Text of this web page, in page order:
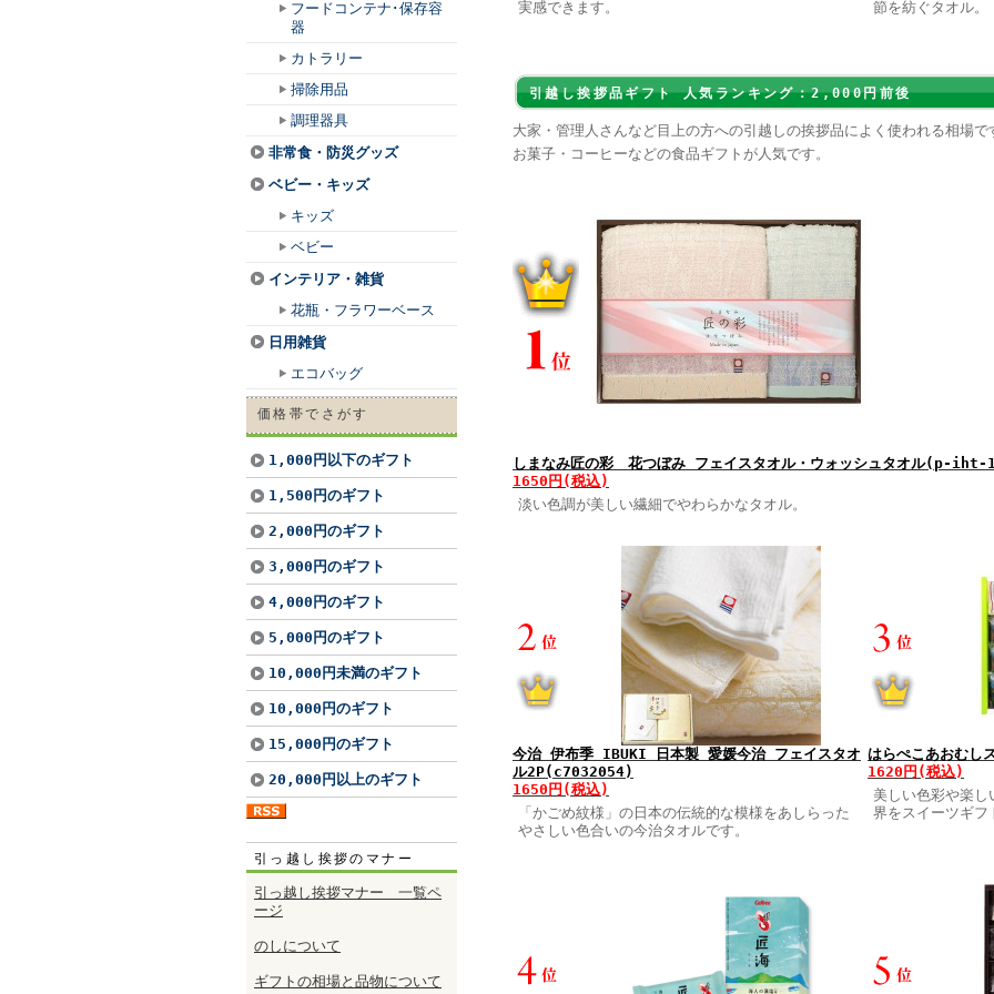
フードコンテナ･保存容
器
カトラリー
掃除用品
調理器具
非常食・防災グッズ
ベビー・キッズ
キッズ
ベビー
インテリア・雑貨
花瓶・フラワーベース
日用雑貨
エコバッグ
価格帯でさがす
1,000円以下のギフト
1,500円のギフト
2,000円のギフト
3,000円のギフト
4,000円のギフト
5,000円のギフト
10,000円未満のギフト
10,000円のギフト
15,000円のギフト
20,000円以上のギフト
引っ越し挨拶のマナー
引っ越し挨拶マナー 一覧ペ
ージ
のしについて
ギフトの相場と品物について
実感できます。
節を紡ぐタオル。
引越し挨拶品ギフト 人気ランキング：2,000円前後
大家・管理人さんなど目上の方への引越しの挨拶品によく使われる相場で
お菓子・コーヒーなどの食品ギフトが人気です。
しまなみ匠の彩 花つぼみ フェイスタオル・ウォッシュタオル(p-iht-
1650円(税込)
淡い色調が美しい繊細でやわらかなタオル。
今治 伊布季 IBUKI 日本製 愛媛今治 フェイスタオ
ル2P(c7032054)
1650円(税込)
「かごめ紋様」の日本の伝統的な模様をあしらった
やさしい色合いの今治タオルです。
はらぺこあおむ
1620円(税込)
美しい色彩や楽
界をスイーツギフ